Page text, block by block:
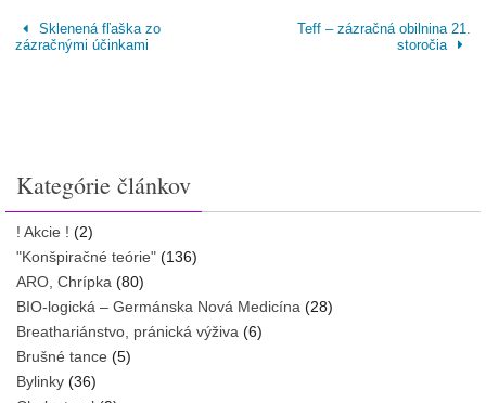
Sklenená fľaška zo
zázračnými účinkami
Teff – zázračná obilnina 21.
storočia
Kategórie článkov
! Akcie ! (2)
"Konšpiračné teórie" (136)
ARO, Chrípka (80)
BIO-logická – Germánska Nová Medicína (28)
Breathariánstvo, pránická výživa (6)
Brušné tance (5)
Bylinky (36)